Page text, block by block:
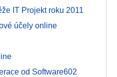
IT Projekt roku 2011
účely online
od Software602